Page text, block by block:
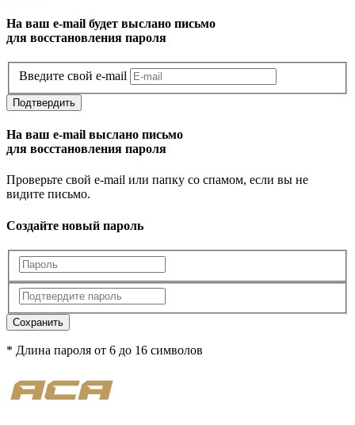
На ваш e-mail будет выслано письмо
для восстановления пароля
Введите свой e-mail
Подтвердить
На ваш e-mail выслано письмо
для восстановления пароля
Проверьте свой e-mail или папку со спамом, если вы не
видите письмо.
Создайте новый пароль
Сохранить
* Длина пароля от 6 до 16 символов